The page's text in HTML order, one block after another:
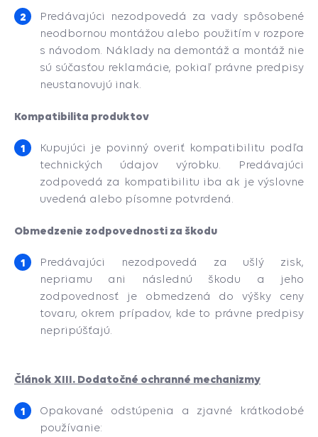
Predávajúci nezodpovedá za vady spôsobené
neodbornou montážou alebo použitím v rozpore
s návodom. Náklady na demontáž a montáž nie
sú súčasťou reklamácie, pokiaľ právne predpisy
neustanovujú inak.
Kompatibilita produktov
Kupujúci je povinný overiť kompatibilitu podľa
technických údajov výrobku. Predávajúci
zodpovedá za kompatibilitu iba ak je výslovne
uvedená alebo písomne potvrdená.
Obmedzenie zodpovednosti za škodu
Predávajúci nezodpovedá za ušlý zisk,
nepriamu ani následnú škodu a jeho
zodpovednosť je obmedzená do výšky ceny
tovaru, okrem prípadov, kde to právne predpisy
nepripúšťajú.
Článok XIII. Dodatočné ochranné mechanizmy
Opakované odstúpenia a zjavné krátkodobé
používanie: